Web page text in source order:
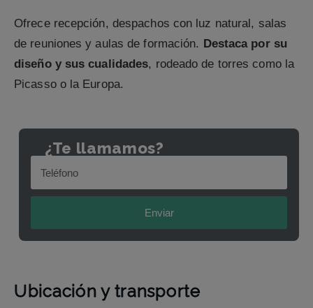
Ofrece recepción, despachos con luz natural, salas
de reuniones y aulas de formación. Destaca por su
diseño y sus cualidades, rodeado de torres como la
Picasso o la Europa.
¿Te llamamos?
Enviar
Ubicación y transporte